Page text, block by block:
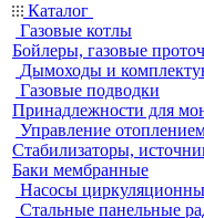
Каталог
Газовые котлы
Бойлеры, газовые
Дымоходы и
Газовые подводки
Принадлежности для
Управление
Стабилизаторы,
Баки мембранные
Насосы
Стальные панельные